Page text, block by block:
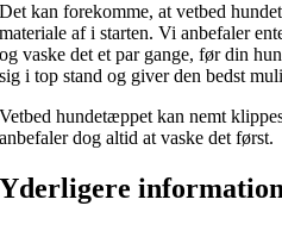
Det kan forekomme, at vetbed
materiale af i starten. Vi anbefaler
og vaske det et par gange, før din
sig i top stand og giver den bedst
Vetbed hundetæppet kan nemt
anbefaler dog altid at vaske det først.
Yderligere